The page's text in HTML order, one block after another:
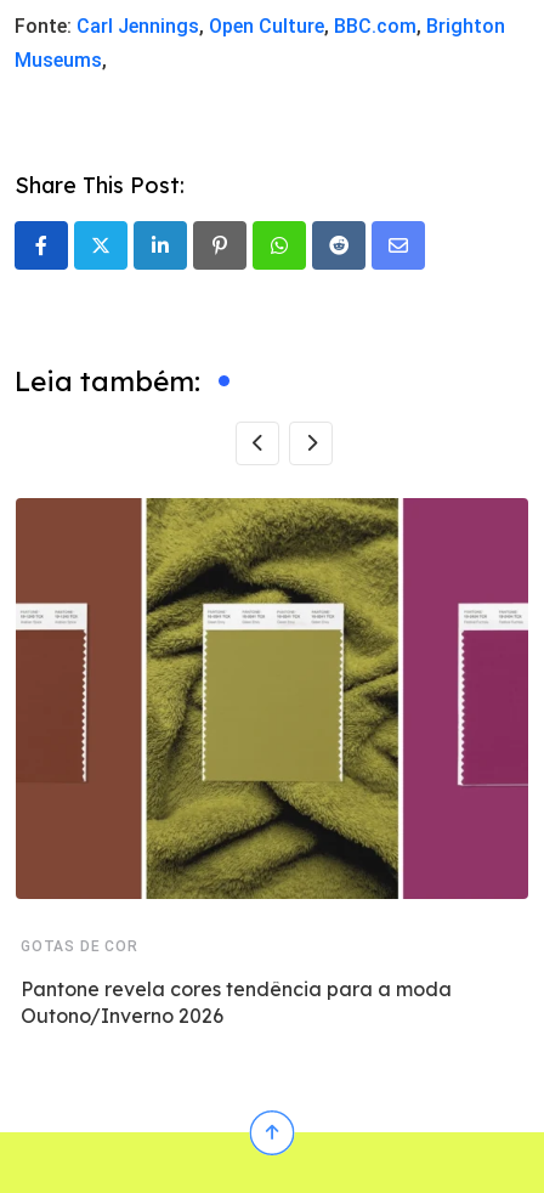
Fonte: Carl Jennings, Open Culture, BBC.com, Brighton
Museums,
Share This Post:
LinkedInPinterestWhatsappRedditShare
Leia também:
GOTAS DE COR
Pantone revela cores tendência para a moda
Outono/Inverno 2026